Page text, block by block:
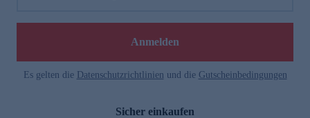
Anmelden
Es gelten die Datenschutzrichtlinien und die Gutscheinbedingungen
Sicher einkaufen